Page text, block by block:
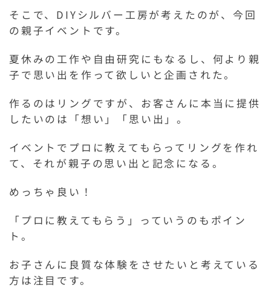
そこで、DIYシルバー工房が考えたのが、今回
の親子イベントです。
夏休みの工作や自由研究にもなるし、何より親
子で思い出を作って欲しいと企画された。
作るのはリングですが、お客さんに本当に提供
したいのは「想い」「思い出」。
イベントでプロに教えてもらってリングを作れ
て、それが親子の思い出と記念になる。
めっちゃ良い！
「プロに教えてもらう」っていうのもポイン
ト。
お子さんに良質な体験をさせたいと考えている
方は注目です。